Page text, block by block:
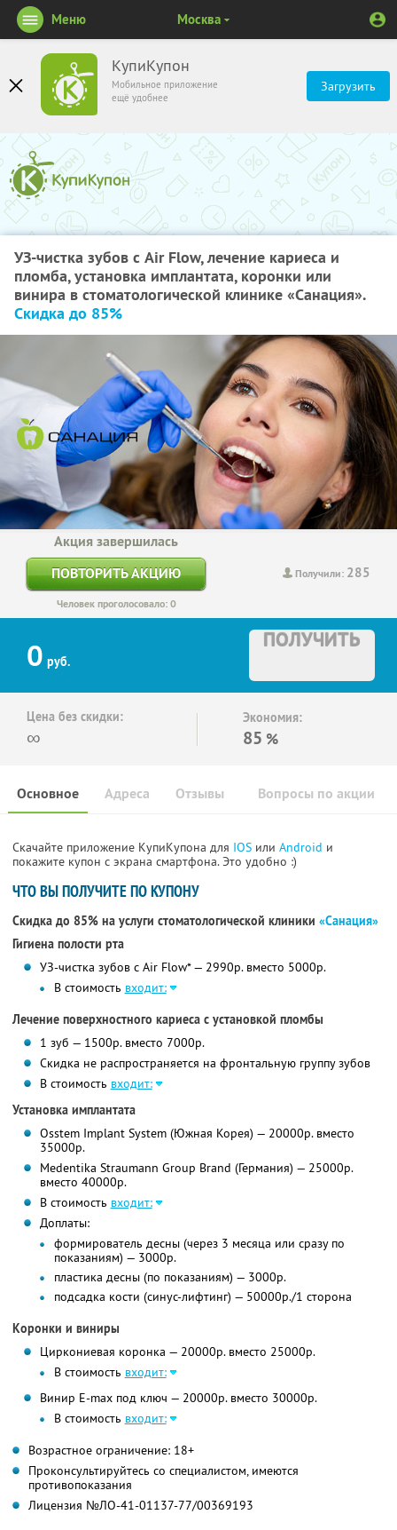
КупиКупон
Мобильное приложение
ещё удобнее
Загрузить
Меню Москва
УЗ-чистка зубов с Air Flow, лечение кариеса и
пломба, установка имплантата, коронки или
винира в стоматологической клинике «Санация».
Скидка до 85%
Получили: 285
Акция завершилась
ПОВТОРИТЬ АКЦИЮ
Человек проголосовало: 0
0 руб.
ПОЛУЧИТЬ
Цена без скидки:
∞
Экономия:
85 %
Основное Отзывы Вопросы по акции
Адреса
Скачайте приложение КупиКупона для IOS или Android и
покажите купон с экрана смартфона. Это удобно :)
ЧТО ВЫ ПОЛУЧИТЕ ПО КУПОНУ
Скидка до 85% на услуги стоматологической клиники «Санация»
Гигиена полости рта
УЗ-чистка зубов с Air Flow* — 2990р. вместо 5000р.
В стоимость входит:
Лечение поверхностного кариеса с установкой пломбы
1 зуб — 1500р. вместо 7000р.
Скидка не распространяется на фронтальную группу зубов
В стоимость входит:
Установка имплантата
Osstem Implant System (Южная Корея) — 20000р. вместо
35000р.
Medentika Straumann Group Brand (Германия) — 25000р.
вместо 40000р.
В стоимость входит:
Доплаты:
формирователь десны (через 3 месяца или сразу по
показаниям) — 3000р.
пластика десны (по показаниям) — 3000р.
подсадка кости (синус-лифтинг) — 50000р./1 сторона
Коронки и виниры
Циркониевая коронка — 20000р. вместо 25000р.
В стоимость входит:
Винир Е-mах под ключ — 20000р. вместо 30000р.
В стоимость входит:
Возрастное ограничение: 18+
Проконсультируйтесь со специалистом, имеются
противопоказания
Лицензия №ЛО-41-01137-77/00369193